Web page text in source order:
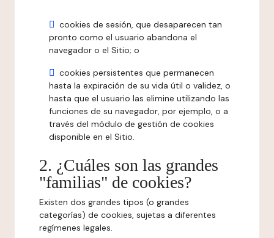
cookies de sesión, que desaparecen tan
pronto como el usuario abandona el
navegador o el Sitio; o
cookies persistentes que permanecen
hasta la expiración de su vida útil o validez, o
hasta que el usuario las elimine utilizando las
funciones de su navegador, por ejemplo, o a
través del módulo de gestión de cookies
disponible en el Sitio.
2. ¿Cuáles son las grandes
"familias" de cookies?
Existen dos grandes tipos (o grandes
categorías) de cookies, sujetas a diferentes
regímenes legales.